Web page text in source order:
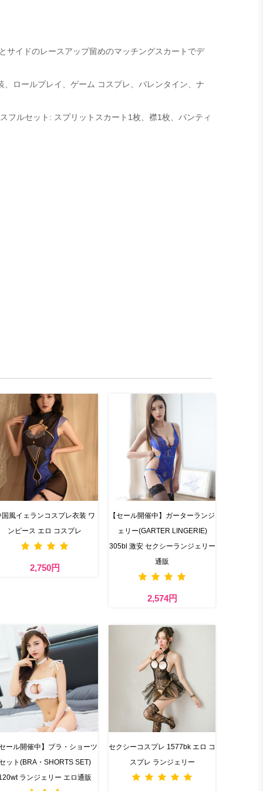
サイドのレースアップ留めのマッチングスカートでデ
ロールプレイ、ゲーム コスプレ、バレンタイン、ナ
フルセット: スプリットスカート1枚、襟1枚、パンティ
国風イェランコスプレ衣装 ワ
ンピース エロ コスプレ
2,750円
【セール開催中】ガーターランジ
ェリー(GARTER LINGERIE)
305bl 激安 セクシーランジェリー
通販
2,574円
セール開催中】ブラ・ショーツ
ット(BRA・SHORTS SET)
ランジェリー エロ通販
セクシーコスプレ 1577bk エロ コ
スプレ ランジェリー